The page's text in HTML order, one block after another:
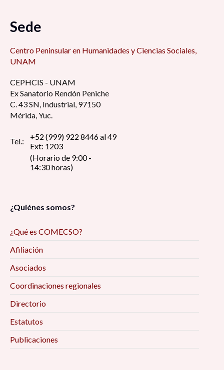
Sede
Centro Peninsular en Humanidades y Ciencias Sociales,
UNAM
CEPHCIS - UNAM
Ex Sanatorio Rendón Peniche
C. 43 SN, Industrial, 97150
Mérida, Yuc.
Tel.:
+52 (999) 922 8446 al 49
Ext: 1203
(Horario de 9:00 -
14:30 horas)
¿Quiénes somos?
¿Qué es COMECSO?
Afiliación
Asociados
Coordinaciones regionales
Directorio
Estatutos
Publicaciones